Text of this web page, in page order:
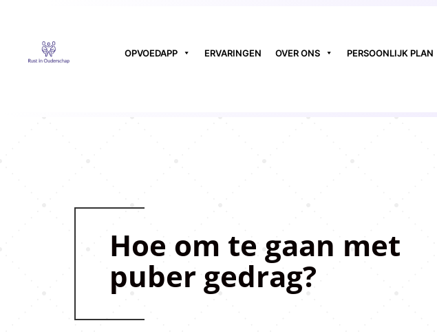
OPVOEDAPP ERVARINGEN OVER ONS PERSOONLIJK PLAN
Hoe om te gaan met
puber gedrag?